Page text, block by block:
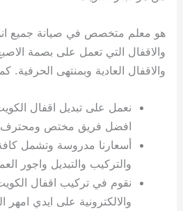
هو معلم متخصص في صيانة جميع
والاقفال التي تعمل على بصمة
والاقفال العادية وبمنتهى الحرفية.
نعمل على تبديل اقفال
افضل فريق مختص ومحترف
أسعارنا مدروسة وتشمل
والتركيب والتبديل واجور
نقوم في تركيب اقفال الكويت
والالكترونية على ايدي امهر